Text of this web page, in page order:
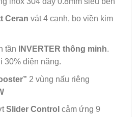
Ceran vát 4 cạnh, bo viền kim
tần INVERTER thông minh.
30% điện năng.
2 vùng nấu riêng
Slider Control cảm ứng 9